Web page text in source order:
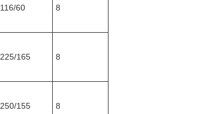
116/60 8
225/165 8
250/155 8